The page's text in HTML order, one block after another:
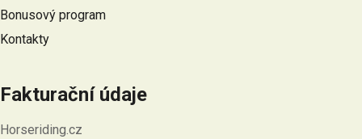
Bonusový program
Kontakty
Fakturační údaje
Horseriding.cz